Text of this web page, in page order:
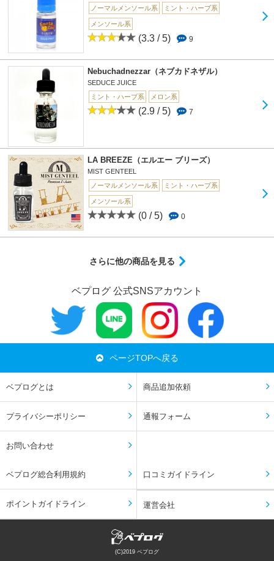
ノーマルメンソール系
ミント・ハーブ系
メンソール系
(3.3 / 5) 9
Nebuchadnezzar（ネブカドネザル）
SEDUCE JUICE
ミント・ハーブ系
メロン系
(2.9 / 5) 7
LA BREEZE（エルエー ブリーズ）
MIST GENTEEL
ノーマルメンソール系
ミント・ハーブ系
メンソール系
(0 / 5) 0
さらに他の商品を見る
ベプログ 公式SNSアカウント
ページTOPへ戻る
ベプログとは 商品追加依頼
プライバシーポリシー 通報フォーム
お問い合わせ
ベプログ総合利用規約 口コミガイドライン
ポイントガイドライン 運営会社
(C)2019 ベプログ